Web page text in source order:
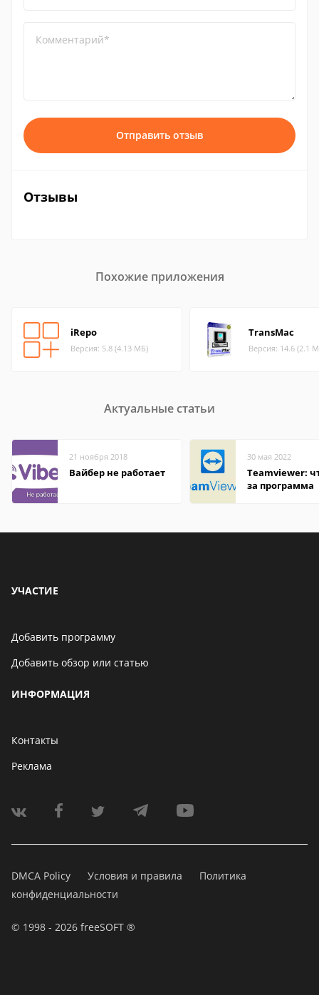
Комментарий*
Отправить отзыв
Отзывы
Похожие приложения
iRepo
Версия: 5.8 (4.13 МБ)
TransMac
Версия: 14.6 (2.1
Актуальные статьи
21 ноября 2018
Вайбер не работает
30 мая 2022
Teamviewer:
за программа
УЧАСТИЕ
Добавить программу
Добавить обзор или статью
ИНФОРМАЦИЯ
Контакты
Реклама
DMCA Policy Условия и правила
Политика
конфиденциальности
© 1998 - 2026 freeSOFT ®